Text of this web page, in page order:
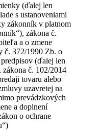
(ďalej len
s ustanoveniami
zákonník v platnom
zákona č.
a o zmene
č. 372/1990 Zb. o
(ďalej len
zákona č. 102/2014
tovaru alebo
uzavretej na
prevádzkových
a doplnení
o ochrane